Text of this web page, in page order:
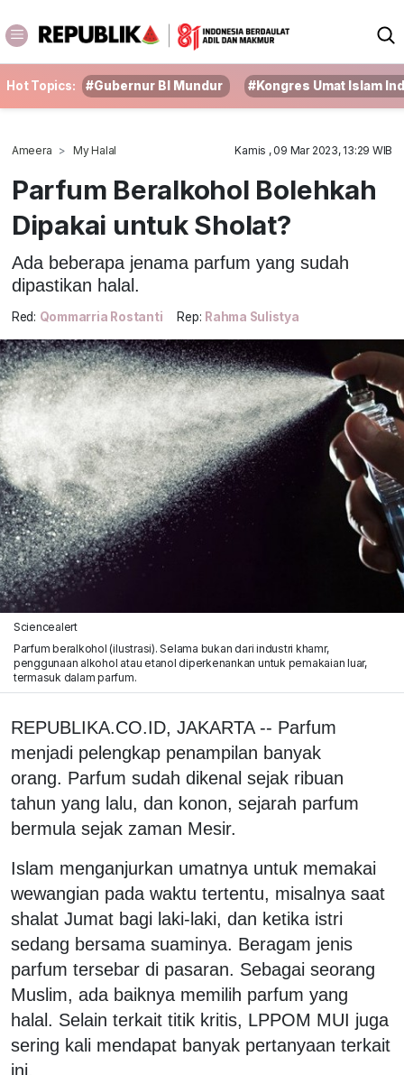
Hot Topics: #Gubernur BI Mundur #Kongres Umat Islam
Ameera My Halal Kamis , 09 Mar 2023, 13:29 WIB
Parfum Beralkohol Bolehkah
Dipakai untuk Sholat?
Ada beberapa jenama parfum yang sudah
dipastikan halal.
Red: Qommarria Rostanti Rep: Rahma Sulistya
Sciencealert
Parfum beralkohol (ilustrasi). Selama bukan dari industri khamr,
penggunaan alkohol atau etanol diperkenankan untuk pemakaian luar,
termasuk dalam parfum.
REPUBLIKA.CO.ID, JAKARTA -- Parfum
menjadi pelengkap penampilan banyak
orang. Parfum sudah dikenal sejak ribuan
tahun yang lalu, dan konon, sejarah parfum
bermula sejak zaman Mesir.
Islam menganjurkan umatnya untuk memakai
wewangian pada waktu tertentu, misalnya saat
shalat Jumat bagi laki-laki, dan ketika istri
sedang bersama suaminya. Beragam jenis
parfum tersebar di pasaran. Sebagai seorang
Muslim, ada baiknya memilih parfum yang
halal. Selain terkait titik kritis, LPPOM MUI juga
sering kali mendapat banyak pertanyaan terkait
ini.